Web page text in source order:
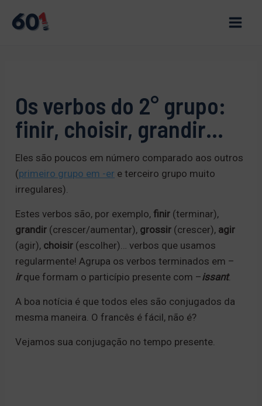
Os verbos do 2° grupo:
finir, choisir, grandir…
Eles são poucos em número comparado aos outros
(primeiro grupo em -er e terceiro grupo muito
irregulares).
Estes verbos são, por exemplo,finir (terminar),
grandir (crescer/aumentar), grossir (crescer), agir
(agir), choisir (escolher)… verbos que usamos
regularmente! Agrupa os verbos terminados em –
irque formam o particípio presente com –issant.
A boa notícia é que todos eles são conjugados da
mesma maneira. O francês é fácil, não é?
Vejamos sua conjugação no tempo presente.